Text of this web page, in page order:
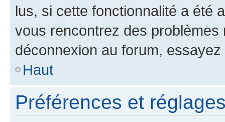
lus, si cette fonctionnalité a été
vous rencontrez des
déconnexion au forum,
Haut
Préférences et